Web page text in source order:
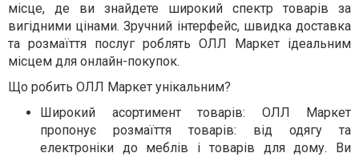
місце, де ви знайдете широкий спектр товарів за
вигідними цінами. Зручний інтерфейс, швидка доставка
та розмаїття послуг роблять ОЛЛ Маркет ідеальним
місцем для онлайн-покупок.
Що робить ОЛЛ Маркет унікальним?
Широкий асортимент товарів: ОЛЛ Маркет
пропонує розмаїття товарів: від одягу та
електроніки до меблів і товарів для дому. Ви